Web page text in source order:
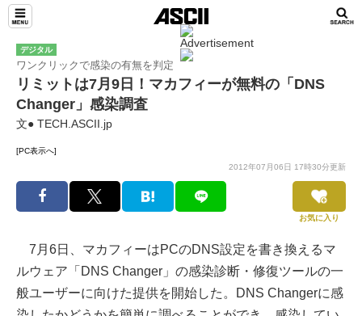
デジタル
ワンクリックで感染の有無を判定
リミットは7月9日！マカフィーが無料の「DNS
Changer」感染調査
文● TECH.ASCII.jp
[PC表示へ]
2012年07月06日 17時30分更新
お気に入り
7月6日、マカフィーはPCのDNS設定を書き換えるマ
ルウェア「DNS Changer」の感染診断・修復ツールの一
般ユーザーに向けた提供を開始した。DNS Changerに感